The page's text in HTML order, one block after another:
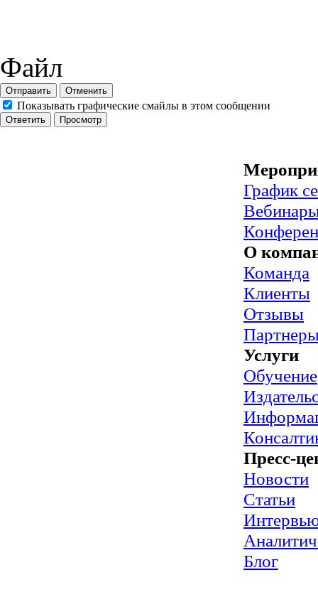
Файл
Отправить Отменить
Показывать графические смайлы в этом сообщении
График
О
Команда
Клиенты
Отзывы
Услуги
Обучение
Пресс-
Новости
Статьи
Блог